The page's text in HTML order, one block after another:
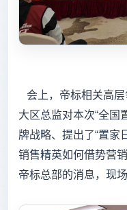
会上，帝标相关高
大区总监对本次“全国
牌战略、提出了“置家
销售精英如何借势营
帝标总部的消息，现